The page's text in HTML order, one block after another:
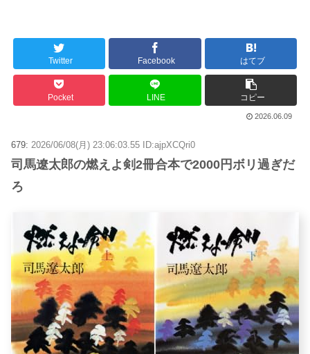
Twitter Facebook はてブ
Pocket LINE コピー
2026.06.09
679: 2026/06/08(月) 23:06:03.55 ID:ajpXCQri0
司馬遼太郎の燃えよ剣2冊合本で2000円ボリ過ぎだ
ろ